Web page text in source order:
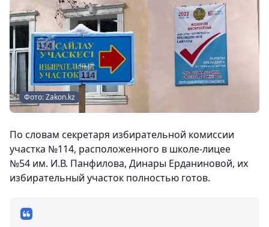
Фото: Zakon.kz
По словам секретаря избирательной комиссии
участка №114, расположенного в школе-лицее
№54 им. И.В. Панфилова, Динары Ерданиновой, их
избирательный участок полностью готов.